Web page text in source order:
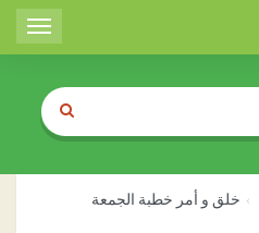
Toggle
خلق و أمر خطبة الجمعة